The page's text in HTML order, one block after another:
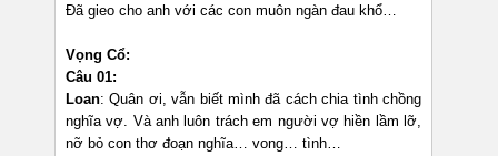
Đã gieo cho anh với các con muôn ngàn đau khổ…
Vọng Cổ:
Câu 01:
Loan: Quân ơi, vẫn biết mình đã cách chia tình chồng
nghĩa vợ. Và anh luôn trách em người vợ hiền lầm lỡ,
nỡ bỏ con thơ đoạn nghĩa… vong… tình…